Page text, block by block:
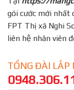
gói cước mới nhất
FPT Thị xã Nghi
liên hệ nhân viên
TỔNG ĐÀI LẮP